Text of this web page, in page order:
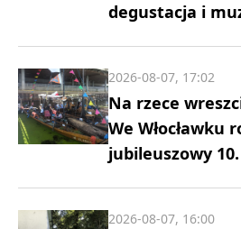
degustacja i
Na rzece
We Włocławku
jubileuszowy
2026-08-07, 17:02
2026-08-07, 16:00